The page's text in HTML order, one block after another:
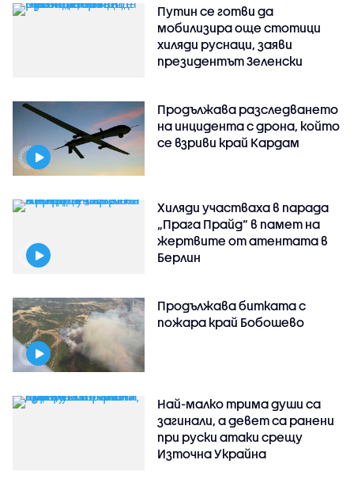
Путин се готви да
мобилизира още стотици
хиляди руснаци, заяви
президентът Зеленски
Продължава разследването
на инцидента с дрона, който
се взриви край Кардам
Хиляди участваха в парада
„Прага Прайд“ в памет на
жертвите от атентата в
Берлин
Продължава битката с
пожара край Бобошево
Най-малко трима души са
загинали, а девет са ранени
при руски атаки срещу
Източна Украйна